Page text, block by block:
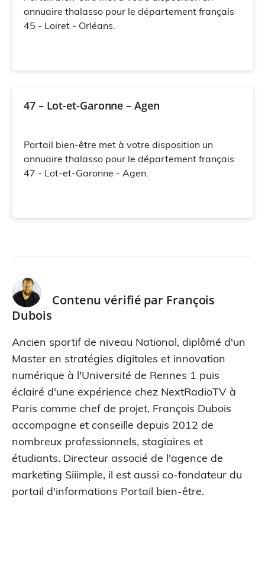
annuaire thalasso pour le département français
45 - Loiret - Orléans.
47 – Lot-et-Garonne – Agen
Portail bien-être met à votre disposition un
annuaire thalasso pour le département français
47 - Lot-et-Garonne - Agen.
Contenu vérifié par François
Dubois
Ancien sportif de niveau National, diplômé d'un
Master en stratégies digitales et innovation
numérique à l'Université de Rennes 1 puis
éclairé d'une expérience chez NextRadioTV à
Paris comme chef de projet, François Dubois
accompagne et conseille depuis 2012 de
nombreux professionnels, stagiaires et
étudiants. Directeur associé de l'agence de
marketing Siiimple, il est aussi co-fondateur du
portail d'informations Portail bien-être.